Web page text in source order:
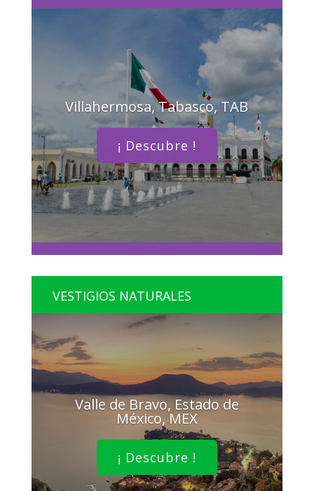
Villahermosa, Tabasco, TAB
¡ Descubre !
VESTIGIOS NATURALES
Valle de Bravo, Estado de
México, MEX
¡ Descubre !